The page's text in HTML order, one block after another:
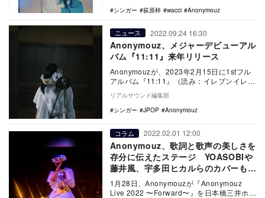
シンガー
荻原梓 wacci Anonymouz
ニュース 2022.09.24 16:30
Anonymouz、メジャーデビューアル
バム『11:11』来年リリース
Anonymouzが、2023年2月15日に1stフル
アルバム『11:11』（読み：イレブンイレブ
ン）を＜Sony Music …
リアルサウンド編集部
シンガー
JPOP Anonymouz
コラム 2022.02.01 12:00
Anonymouz、歌詞と歌声の美しさを
存分に伝えたステージ YOASOBIや
藤井風、宇多田ヒカルらのカバーも披
露
1月28日、Anonymouzが『Anonymouz
Live 2022 〜Forward〜』を日本橋三井ホー